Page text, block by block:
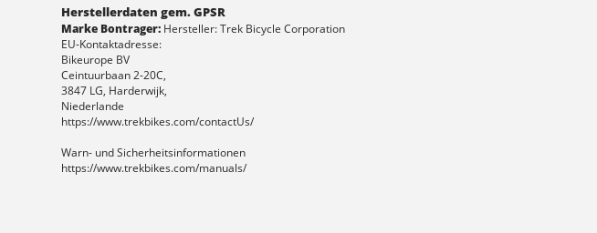
Herstellerdaten gem. GPSR
Marke Bontrager: Hersteller: Trek Bicycle Corporation
EU-Kontaktadresse:
Bikeurope BV
Ceintuurbaan 2-20C,
3847 LG, Harderwijk,
Niederlande
https://www.trekbikes.com/contactUs/
Warn- und Sicherheitsinformationen
https://www.trekbikes.com/manuals/